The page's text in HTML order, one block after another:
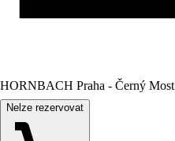
HORNBACH Praha - Černý Most
Nelze rezervovat